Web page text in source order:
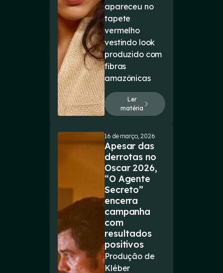
apareceu no
tapete
vermelho
vestindo look
produzido com
fibras
amazônicas
Ler
matéria
16 de março, 2026
Apesar das
derrotas no
Oscar 2026,
“O Agente
Secreto”
encerra
campanha
com
resultados
positivos
Produção de
Kléber